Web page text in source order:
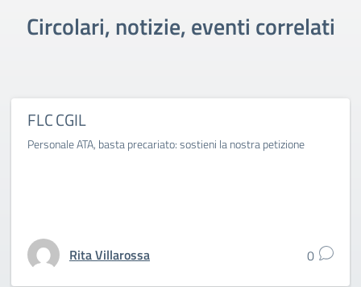
Circolari, notizie, eventi correlati
FLC CGIL
Personale ATA, basta precariato: sostieni la nostra petizione
Rita Villarossa 0